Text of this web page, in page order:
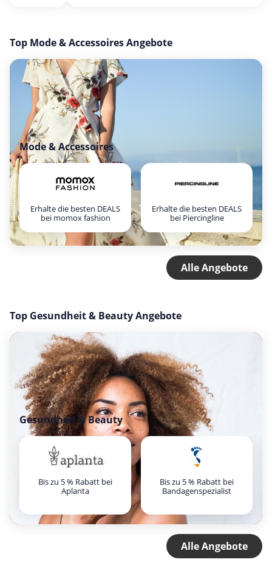
Top Mode & Accessoires Angebote
Mode & Accessoires
Erhalte die besten DEALS
bei momox fashion
Erhalte die besten DEALS
bei Piercingline
Alle Angebote
Top Gesundheit & Beauty Angebote
Gesundheit & Beauty
Bis zu 5 % Rabatt bei
Aplanta
Bis zu 5 % Rabatt bei
Bandagenspezialist
Alle Angebote